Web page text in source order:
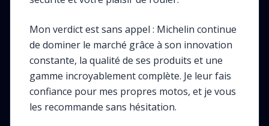
Mon verdict est sans appel : Michelin continue
de dominer le marché grâce à son innovation
constante, la qualité de ses produits et une
gamme incroyablement complète. Je leur fais
confiance pour mes propres motos, et je vous
les recommande sans hésitation.